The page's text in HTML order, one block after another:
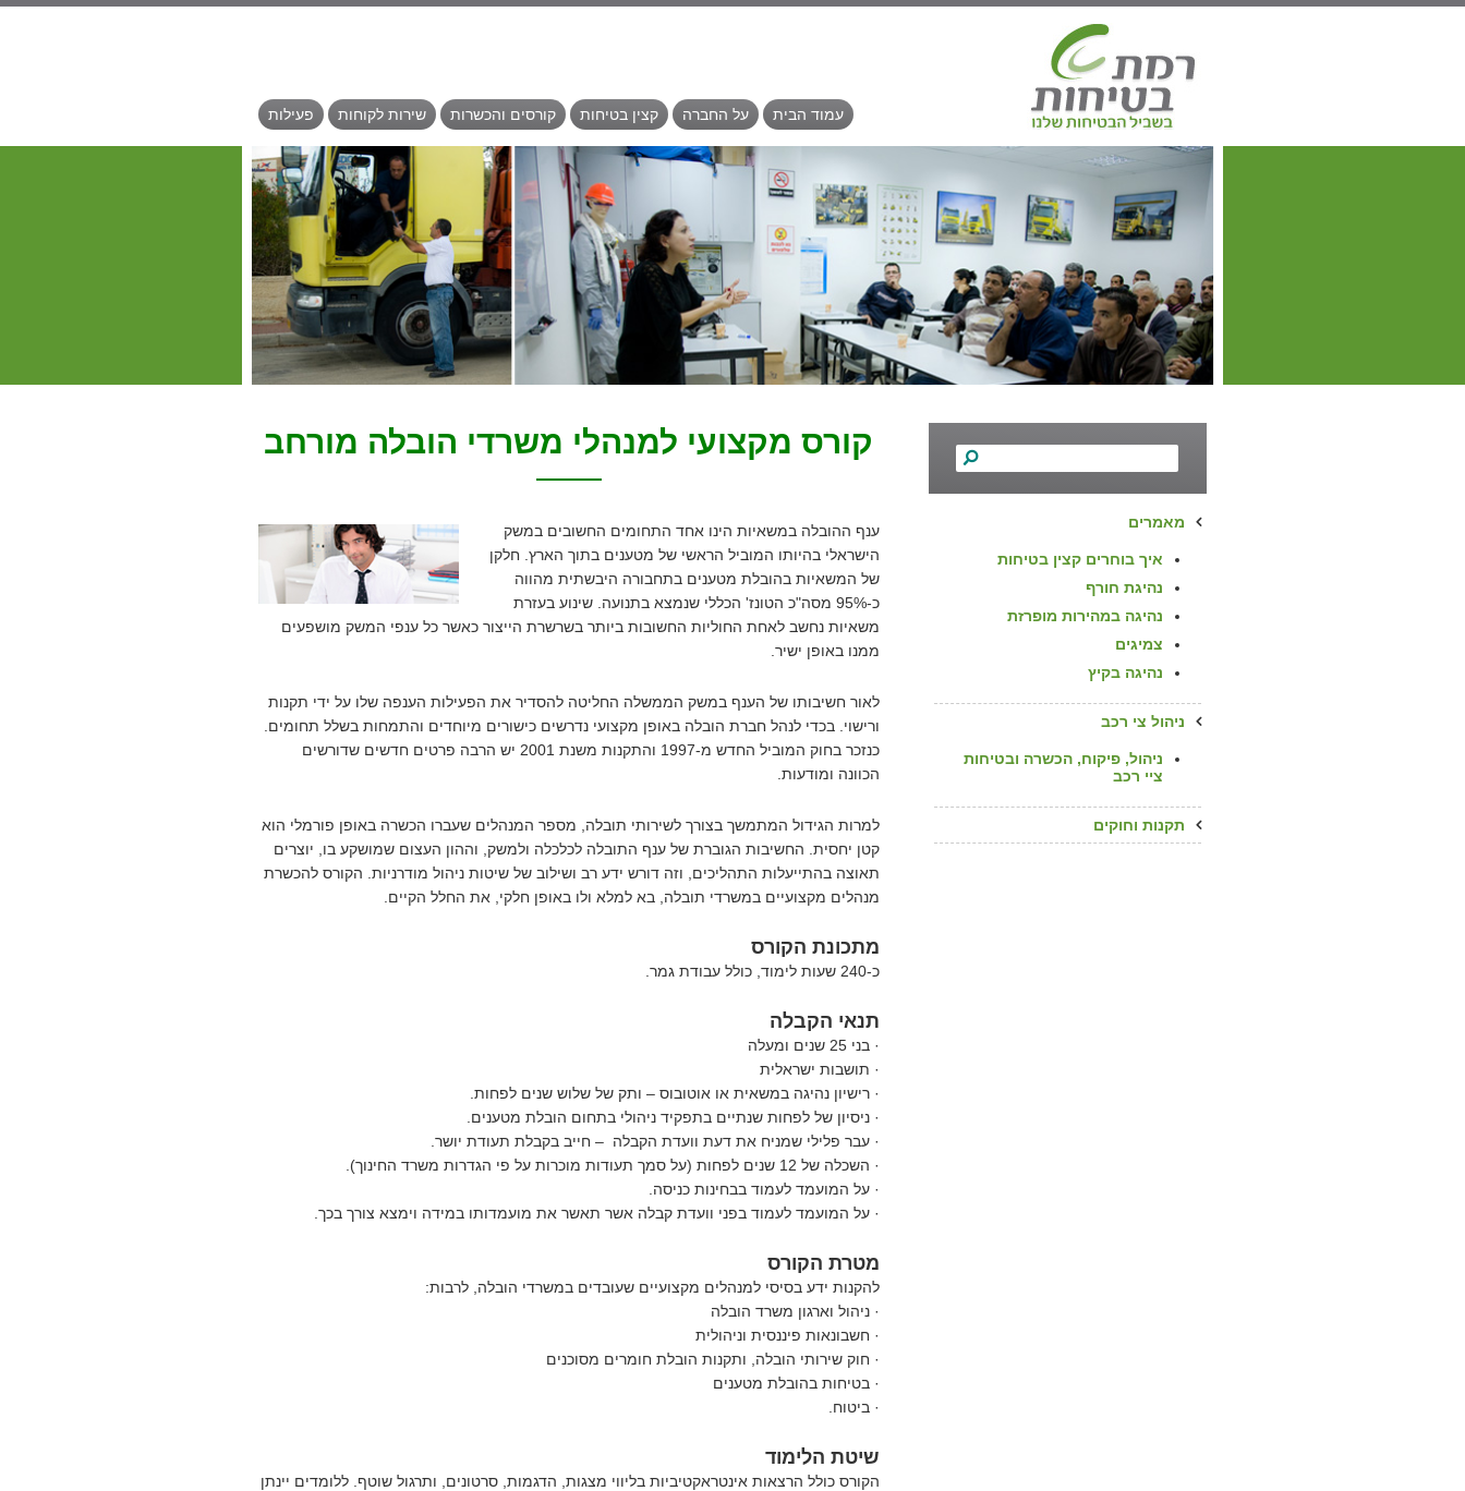
עמוד הבית על החברה קצין בטיחות קורסים והכשרות שירות לקוחות פעילות
קורס מקצועי למנהלי משרדי הובלה מורחב
ענף ההובלה במשאיות הינו אחד התחומים החשובים במשק
הישראלי בהיותו המוביל הראשי של מטענים בתוך הארץ. חלקן
של המשאיות בהובלת מטענים בתחבורה היבשתית מהווה
כ-95% מסה"כ הטונז' הכללי שנמצא בתנועה. שינוע בעזרת
משאיות נחשב לאחת החוליות החשובות ביותר בשרשרת הייצור כאשר כל ענפי המשק מושפעים
ממנו באופן ישיר.
לאור חשיבותו של הענף במשק הממשלה החליטה להסדיר את הפעילות הענפה שלו על ידי תקנות
ורישוי. בכדי לנהל חברת הובלה באופן מקצועי נדרשים כישורים מיוחדים והתמחות בשלל תחומים.
כנזכר בחוק המוביל החדש מ-1997 והתקנות משנת 2001 יש הרבה פרטים חדשים שדורשים
הכוונה ומודעות.
למרות הגידול המתמשך בצורך לשירותי תובלה, מספר המנהלים שעברו הכשרה באופן פורמלי הוא
קטן יחסית. החשיבות הגוברת של ענף התובלה לכלכלה ולמשק, וההון העצום שמושקע בו, יוצרים
תאוצה בהתייעלות התהליכים, וזה דורש ידע רב ושילוב של שיטות ניהול מודרניות. הקורס להכשרת
מנהלים מקצועיים במשרדי תובלה, בא למלא ולו באופן חלקי, את החלל הקיים.
מתכונת הקורס
כ-240 שעות לימוד, כולל עבודת גמר.
תנאי הקבלה
· בני 25 שנים ומעלה
· תושבות ישראלית
· רישיון נהיגה במשאית או אוטובוס – ותק של שלוש שנים לפחות.
· ניסיון של לפחות שנתיים בתפקיד ניהולי בתחום הובלת מטענים.
· עבר פלילי שמניח את דעת וועדת הקבלה – חייב בקבלת תעודת יושר.
· השכלה של 12 שנים לפחות (על סמך תעודות מוכרות על פי הגדרות משרד החינוך).
· על המועמד לעמוד בבחינות כניסה.
· על המועמד לעמוד בפני וועדת קבלה אשר תאשר את מועמדותו במידה וימצא צורך בכך.
מטרת הקורס
להקנות ידע בסיסי למנהלים מקצועיים שעובדים במשרדי הובלה, לרבות:
· ניהול וארגון משרד הובלה
· חשבונאות פיננסית וניהולית
· חוק שירותי הובלה, ותקנות הובלת חומרים מסוכנים
· בטיחות בהובלת מטענים
· ביטוח.
שיטת הלימוד
הקורס כולל הרצאות אינטראקטיביות בליווי מצגות, הדגמות, סרטונים, ותרגול שוטף. ללומדים יינתן
מאמרים
איך בוחרים קצין בטיחות
נהיגת חורף
נהיגה במהירות מופרזת
צמיגים
נהיגה בקיץ
ניהול צי רכב
ניהול, פיקוח, הכשרה ובטיחות
ציי רכב
תקנות וחוקים